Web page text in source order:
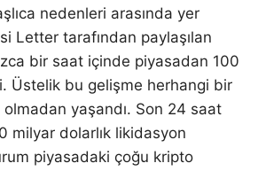
nedenleri arasında yer
Letter tarafından paylaşılan
bir saat içinde piyasadan 100
Üstelik bu gelişme herhangi bir
olmadan yaşandı. Son 24 saat
milyar dolarlık likidasyon
piyasadaki çoğu kripto